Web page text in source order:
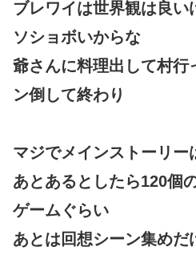
ブレワイは世界観は良い
ソショボいからな
爺さんに料理出して村行
ン倒して終わり
マジでメインストーリー
あとあるとしたら120個
ゲームぐらい
あとは回想シーン集めだ